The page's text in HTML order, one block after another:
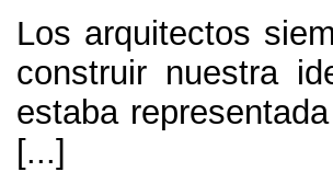
Los arquitectos
construir nuestra
estaba
[...]